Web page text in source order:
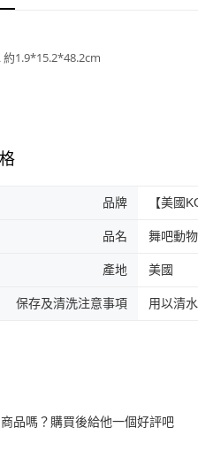
約1.9*15.2*48.2cm
品牌 【美國
品名 舞吧動
產地 美國
保存及清洗注意事項 用以清
品嗎？購買後給他一個好評吧